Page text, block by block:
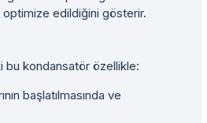
optimize edildiğini gösterir.
bu kondansatör özellikle:
başlatılmasında ve